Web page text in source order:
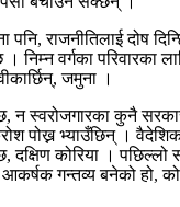
राजनीतिलाई दोष
निम्न वर्गका परिवारका
जमुना ।
छ, न स्वरोजगारका कुनै
पोख्न भ्याउँछिन् ।
दक्षिण कोरिया । पछिल्लो
गन्तव्य बनेको हो,